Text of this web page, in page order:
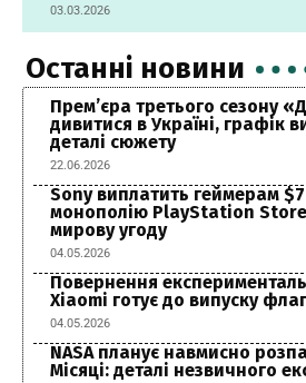
03.03.2026
Останні новини
Прем’єра третього сезону
дивитися в Україні, графік
деталі сюжету
22.06.2026
Sony виплатить геймерам
монополію PlayStation
мирову угоду
04.05.2026
Повернення
Xiaomi готує до випуску
04.05.2026
NASA планує навмисно
Місяці: деталі незвичного